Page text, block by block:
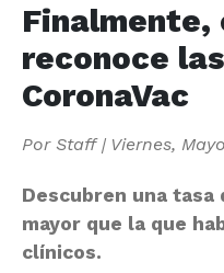
Finalmente,
reconoce
CoronaVac
Por Staff| Viernes,
Descubren una
mayor que la que
clínicos.